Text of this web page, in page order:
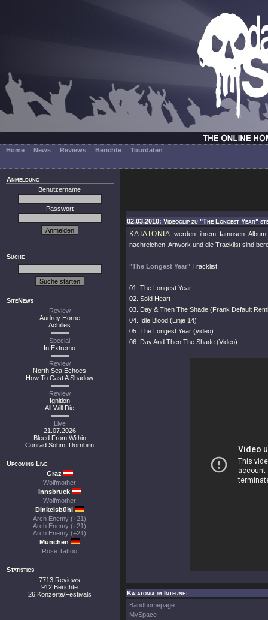
Home News Reviews Berichte Tourdaten
Anmeldung
Benutzername
Passwort
Suche
SiteNews
Review
Audrey Horne
Achilles
Special
In Extremo
Review
North Sea Echoes
How To Cast A Shadow
Review
Ignition
All Will Die
Live
21.07.2026
Bleed From Within
Conrad Sohm, Dornbirn
Upcoming Live
Graz
Wolfmother
Innsbruck
Wolfmother
Dinkelsbühl
Arch Enemy (+21)
Arch Enemy (+21)
Arch Enemy (+21)
München
Rose Tattoo
Statistics
7713 Reviews
912 Berichte
26 Konzerte/Festivals
02.03.2010: Videoclip zu "The Longest Year"
KATATONIA werden ihrem famosen
nachreichen. Artwork und die Tracklist sind
"The Longest Year" Tracklist:
01. The Longest Year
02. Sold Heart
03. Day & Then The Shade (Frank Default
04. Idle Blood (Linje 14)
05. The Longest Year (video)
06. Day And Then The Shade (Video)
Katatonia im Internet
Bandhomepage
MySpace